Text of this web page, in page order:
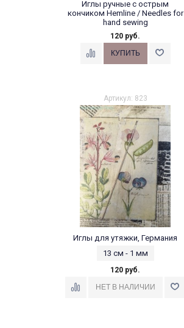
Иглы ручные с острым
кончиком Hemline / Needles for
hand sewing
Набор игл размеры №5-10
120 руб.
Артикул: 823
Иглы для утяжки, Германия
13 см - 1 мм
120 руб.